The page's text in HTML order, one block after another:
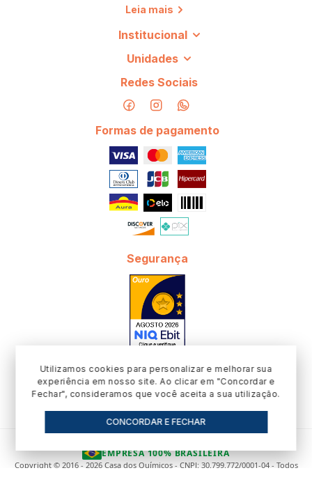
Leia mais
Institucional
Unidades
Redes Sociais
Formas de pagamento
Segurança
EMPRESA 100% BRASILEIRA
Copyright © 2016 - 2026 Casa dos Químicos - CNPJ: 30.799.772/0001-04 - Todos
Utilizamos cookies para personalizar e melhorar sua
experiência em nosso site. Ao clicar em "Concordar e
Fechar", consideramos que você aceita a sua utilização.
CONCORDAR E FECHAR